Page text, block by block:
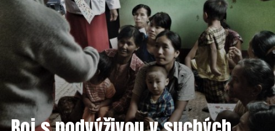
AKTUÁLNE
ZAPOJTE SA
APOTEKA + PINAKOTEKA
PRACUJTE S NAMI